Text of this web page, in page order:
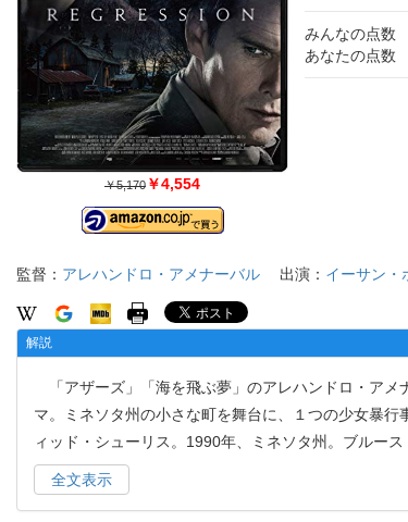
￥5,170 ￥4,554
みんなの点数
あなたの点数
監督： アレハンドロ・アメナーバル 出演： イーサン・
解説
「アザーズ」「海を飛ぶ夢」のアレハンドロ・アメ
マ。ミネソタ州の小さな町を舞台に、１つの少女暴
ィッド・シューリス。1990年、ミネソタ州。ブルー
全文表示